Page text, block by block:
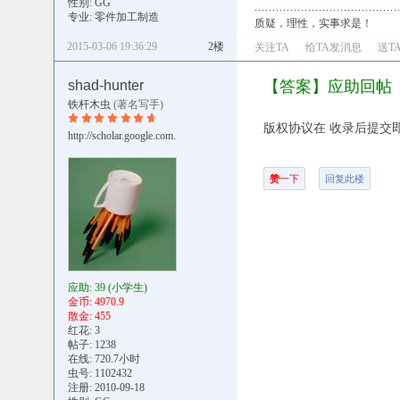
性别: GG
专业: 零件加工制造
质疑，理性，实事求是！
2楼
2015-03-06 19:36:29 关注TA 给TA发消息 送
shad-hunter
铁杆木虫 (著名写手)
http://scholar.google.com.
应助: 39 (小学生)
金币: 4970.9
散金: 455
红花: 3
帖子: 1238
在线: 720.7小时
虫号: 1102432
注册: 2010-09-18
【答案】应助回帖
版权协议在 收录后提交
赞一下 回复此楼